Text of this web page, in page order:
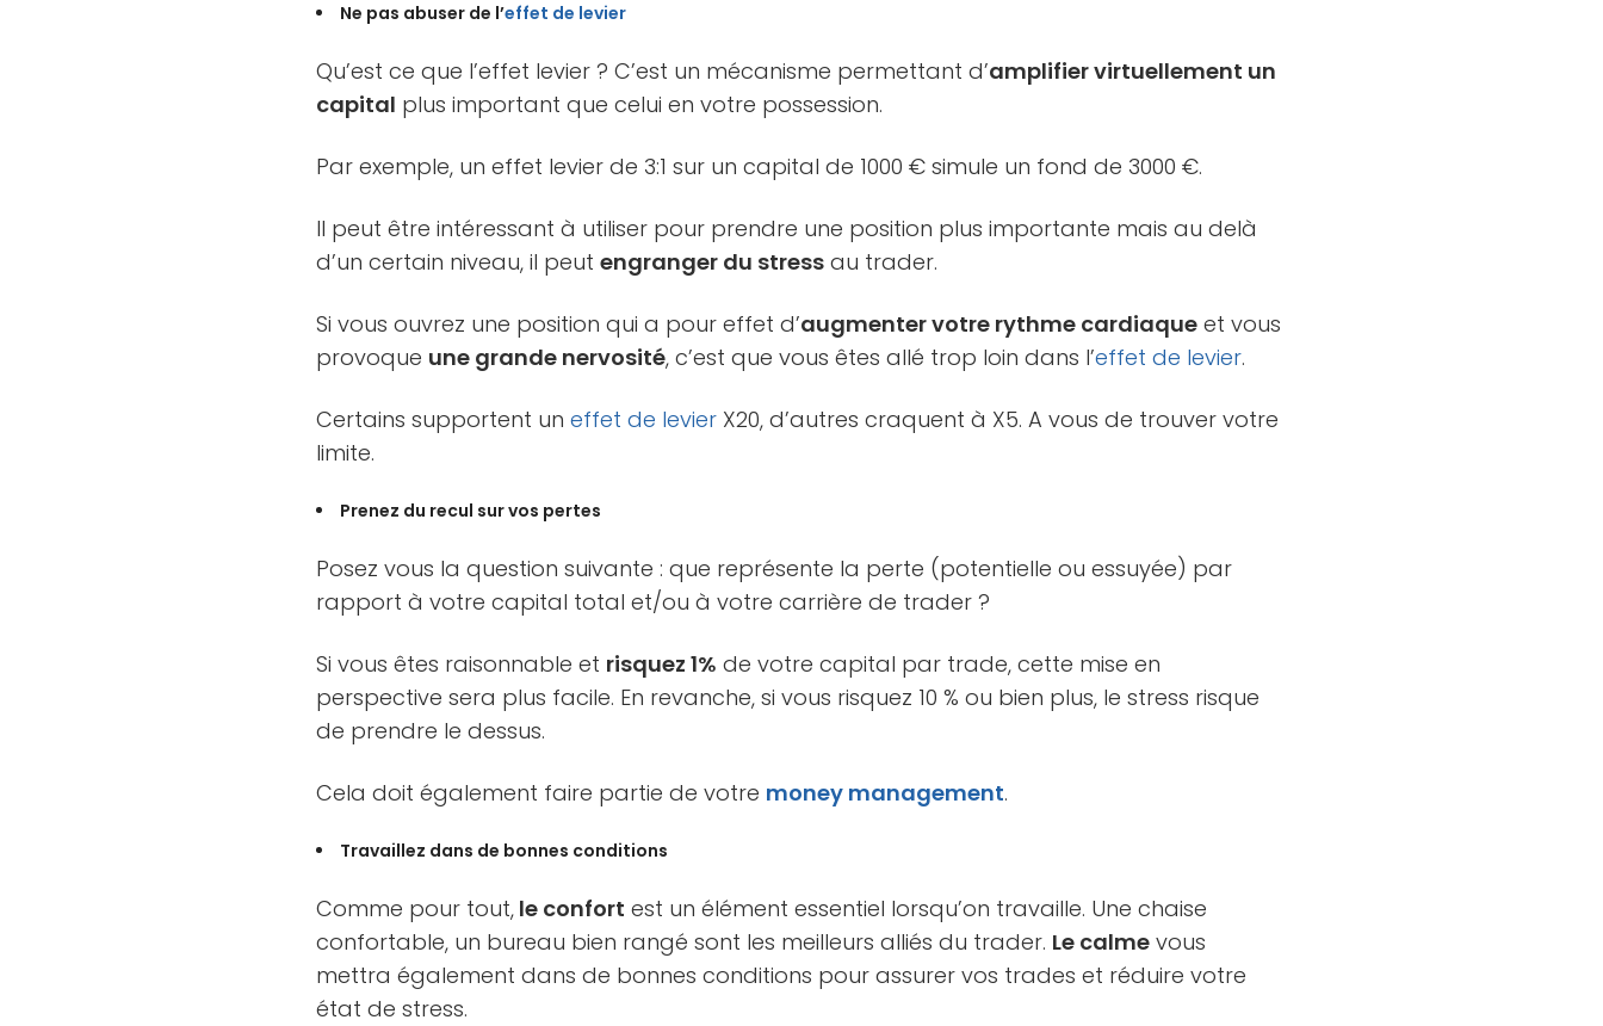
Ne pas abuser de l’effet de levier
Qu’est ce que l’effet levier ? C’est un mécanisme permettant d’amplifier virtuellement un
capital plus important que celui en votre possession.
Par exemple, un effet levier de 3:1 sur un capital de 1000 € simule un fond de 3000 €.
Il peut être intéressant à utiliser pour prendre une position plus importante mais au delà
d’un certain niveau, il peutengranger du stress au trader.
Si vous ouvrez une position qui a pour effet d’augmenter votre rythme cardiaque et vous
provoque une grande nervosité, c’est que vous êtes allé trop loin dans l’effet de levier.
Certains supportent uneffet de levier X20, d’autres craquent à X5. A vous de trouver votre
limite.
Prenez du recul sur vos pertes
Posez vous la question suivante : que représente la perte (potentielle ou essuyée) par
rapport à votre capital total et/ou à votre carrière de trader ?
Si vous êtes raisonnable et risquez 1% de votre capital par trade, cette mise en
perspective sera plus facile. En revanche, si vous risquez 10 % ou bien plus, le stress risque
de prendre le dessus.
Cela doit également faire partie de votre money management.
Travaillez dans de bonnes conditions
Comme pour tout, le confort est un élément essentiel lorsqu’on travaille. Une chaise
confortable, un bureau bien rangé sont les meilleurs alliés du trader. Le calme vous
mettra également dans de bonnes conditions pour assurer vos trades et réduire votre
état de stress.